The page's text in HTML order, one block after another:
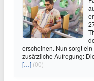
erscheinen. Nun sorgt
zusätzliche Aufregung:
[…] (00)